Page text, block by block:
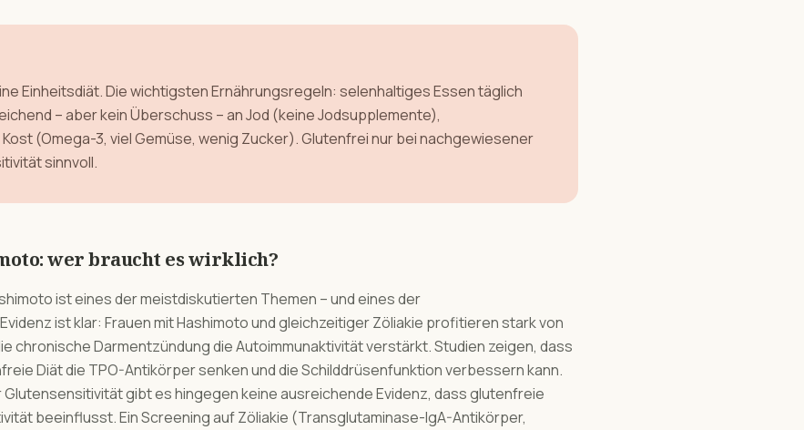
Einheitsdiät. Die wichtigsten Ernährungsregeln: selenhaltiges Essen täglich
– aber kein Überschuss – an Jod (keine Jodsupplemente),
(Omega-3, viel Gemüse, wenig Zucker). Glutenfrei nur bei nachgewiesener
sinnvoll.
wer braucht es wirklich?
ist eines der meistdiskutierten Themen – und eines der
ist klar: Frauen mit Hashimoto und gleichzeitiger Zöliakie profitieren stark von
chronische Darmentzündung die Autoimmunaktivität verstärkt. Studien zeigen, dass
Diät die TPO-Antikörper senken und die Schilddrüsenfunktion verbessern kann.
Glutensensitivität gibt es hingegen keine ausreichende Evidenz, dass glutenfreie
beeinflusst. Ein Screening auf Zöliakie (Transglutaminase-IgA-Antikörper,